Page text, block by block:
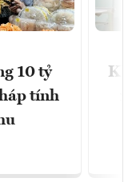
10 tỷ
tính